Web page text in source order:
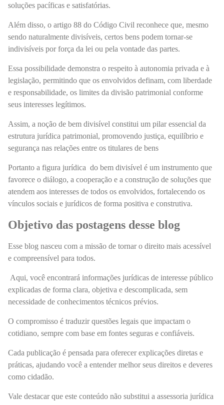
soluções pacíficas e satisfatórias.
Além disso, o artigo 88 do Código Civil reconhece que, mesmo
sendo naturalmente divisíveis, certos bens podem tornar-se
indivisíveis por força da lei ou pela vontade das partes.
Essa possibilidade demonstra o respeito à autonomia privada e à
legislação, permitindo que os envolvidos definam, com liberdade
e responsabilidade, os limites da divisão patrimonial conforme
seus interesses legítimos.
Assim, a noção de bem divisível constitui um pilar essencial da
estrutura jurídica patrimonial, promovendo justiça, equilíbrio e
segurança nas relações entre os titulares de bens
Portanto a figura jurídica do bem divisível é um instrumento que
favorece o diálogo, a cooperação e a construção de soluções que
atendem aos interesses de todos os envolvidos, fortalecendo os
vínculos sociais e jurídicos de forma positiva e construtiva.
Objetivo das postagens desse blog
Esse blog nasceu com a missão de tornar o direito mais acessível
e compreensível para todos.
Aqui, você encontrará informações jurídicas de interesse público
explicadas de forma clara, objetiva e descomplicada, sem
necessidade de conhecimentos técnicos prévios.
O compromisso é traduzir questões legais que impactam o
cotidiano, sempre com base em fontes seguras e confiáveis.
Cada publicação é pensada para oferecer explicações diretas e
práticas, ajudando você a entender melhor seus direitos e deveres
como cidadão.
Vale destacar que este conteúdo não substitui a assessoria jurídica